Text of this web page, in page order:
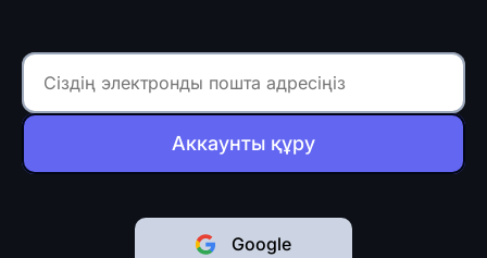
Аккаунты құру
Google